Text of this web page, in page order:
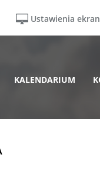
Ustawienia
KALENDARIUM